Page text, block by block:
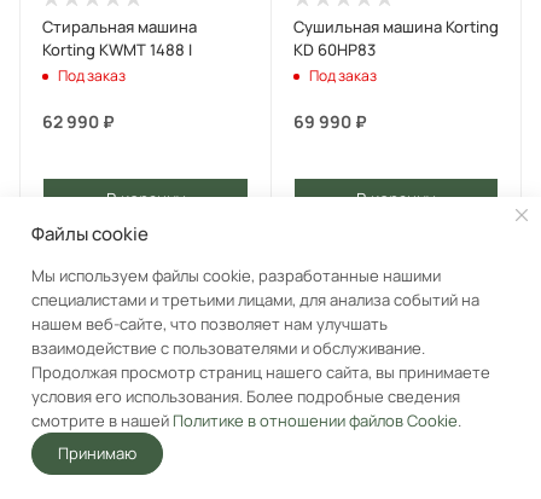
Стиральная машина
Korting KWMT 1488 I
Под заказ
62 990 ₽
В корзину
Сушильная машина Korting
KD 60HP83
Под заказ
69 990₽
В корзину
Файлы cookie
Мы используем файлы cookie, разработанные нашими
специалистами и третьими лицами, для анализа событий на
нашем веб-сайте, что позволяет нам улучшать
взаимодействие с пользователями и обслуживание.
Продолжая просмотр страниц нашего сайта, вы принимаете
условия его использования. Более подробные сведения
смотрите в нашей Политике в отношении файлов Cookie.
Принимаю
Главная Акции